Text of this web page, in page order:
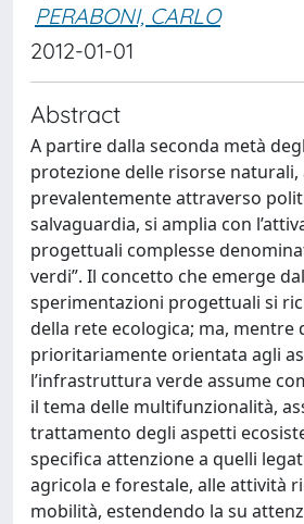
PERABONI, CARLO
2012-01-01
Abstract
A partire dalla seconda metà
protezione delle risorse naturali,
prevalentemente attraverso
salvaguardia, si amplia con
progettuali complesse
verdi”. Il concetto che emerge
sperimentazioni progettuali si
della rete ecologica; ma, mentre
prioritariamente orientata agli
l’infrastruttura verde assume
il tema delle multifunzionalità,
trattamento degli aspetti
specifica attenzione a quelli
agricola e forestale, alle attività
mobilità, estendendo la su